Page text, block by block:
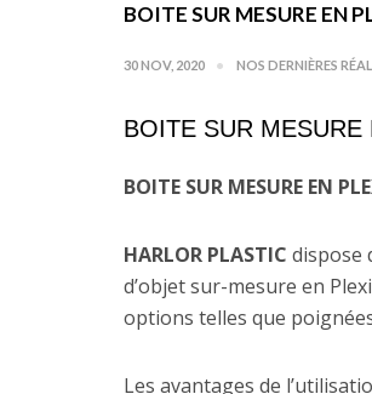
BOITE SUR MESURE EN
30 NOV, 2020 NOS DERNIÈRES
BOITE SUR
BOITE SUR MESURE EN
HARLOR PLASTIC dispose
d’objet sur-mesure en
options telles que
Les avantages de